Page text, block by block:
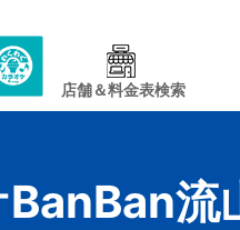
店舗＆料金表検索
流